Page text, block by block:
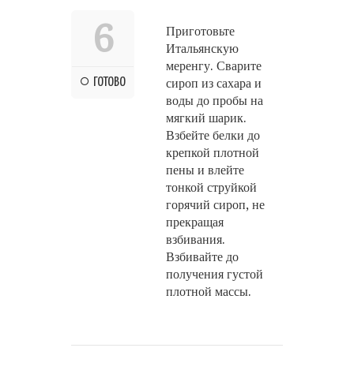
6
ГОТОВО
Приготовьте
Итальянскую
меренгу. Сварите
сироп из сахара и
воды до пробы на
мягкий шарик.
Взбейте белки до
крепкой плотной
пены и влейте
тонкой струйкой
горячий сироп, не
прекращая
взбивания.
Взбивайте до
получения густой
плотной массы.